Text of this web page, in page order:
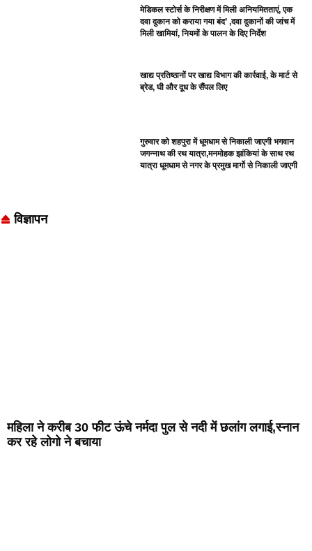
मेडिकल स्टोर्स के निरीक्षण में मिली अनियमितताएं, एक
दवा दुकान को कराया गया बंद’ ,दवा दुकानों की जांच में
मिली खामियां, नियमों के पालन के दिए निर्देश
खाद्य प्रतिष्ठानों पर खाद्य विभाग की कार्रवाई, के मार्ट से
ब्रेड, घी और दूध के सैंपल लिए
गुरुवार को शहपुरा में धूमधाम से निकाली जाएगी भगवान
जगन्नाथ की रथ यात्रा,मनमोहक झांकियां के साथ रथ
यात्रा धूमधाम से नगर के प्रमुख मार्गो से निकाली जाएगी
विज्ञापन
महिला ने करीब 30 फीट ऊंचे नर्मदा पुल से नदी में छलांग लगाई,स्नान
कर रहे लोगो ने बचाया